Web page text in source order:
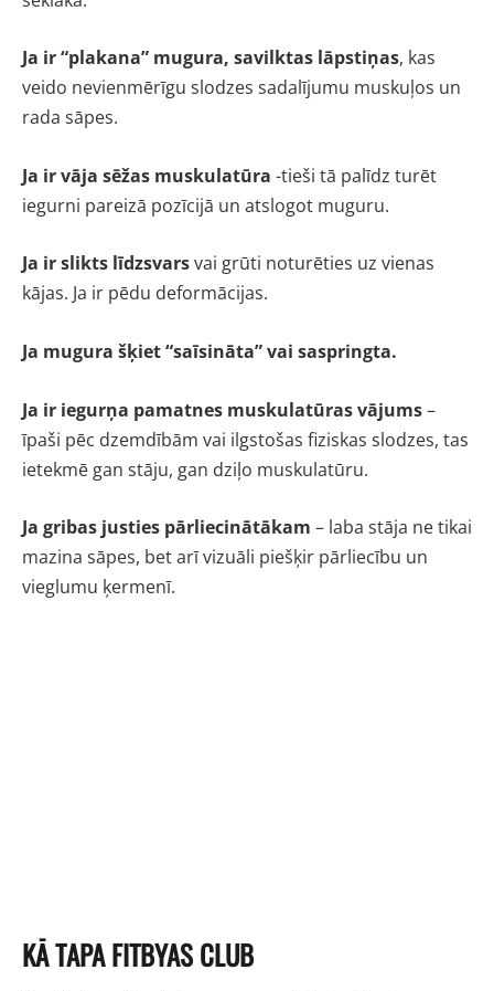
Ja ir “plakana” mugura, savilktas lāpstiņas, kas
veido nevienmērīgu slodzes sadalījumu muskuļos un
rada sāpes.
Ja ir vāja sēžas muskulatūra -tieši tā palīdz turēt
iegurni pareizā pozīcijā un atslogot muguru.
Ja ir slikts līdzsvarsvai grūti noturēties uz vienas
kājas. Ja ir pēdu deformācijas.
Ja mugura šķiet “saīsināta” vai saspringta.
Ja ir iegurņa pamatnes muskulatūras vājums–
īpaši pēc dzemdībām vai ilgstošas fiziskas slodzes, tas
ietekmē gan stāju, gan dziļo muskulatūru.
Ja gribas justies pārliecinātākam – laba stāja ne tikai
mazina sāpes, bet arī vizuāli piešķir pārliecību un
vieglumu ķermenī.
KĀ TAPA FITBYAS CLUB